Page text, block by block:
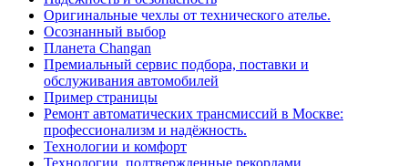
Оригинальные чехлы от технического ателье.
Осознанный выбор
Планета Changan
Премиальный сервис подбора, поставки и
обслуживания автомобилей
Пример страницы
Ремонт автоматических трансмиссий в Москве:
профессионализм и надёжность.
Технологии и комфорт